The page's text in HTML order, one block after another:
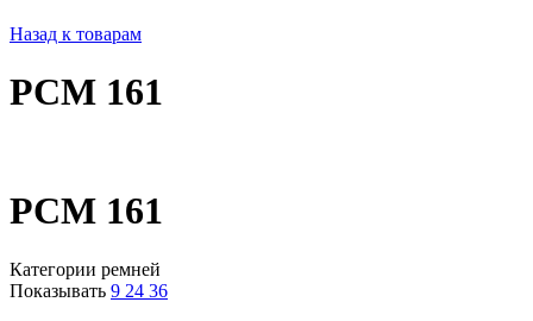
Назад к товарам
РСМ 161
РСМ 161
Категории ремней
Показывать 9 24 36